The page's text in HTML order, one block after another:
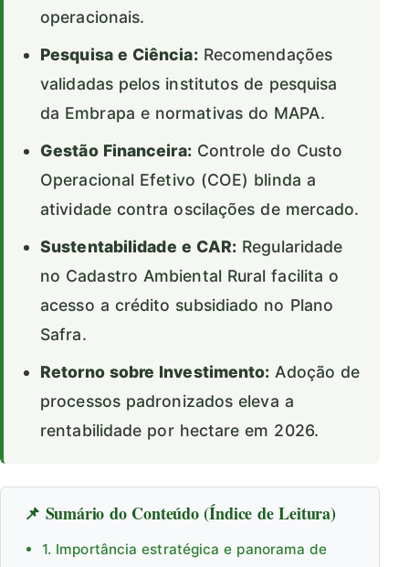
operacionais.
Pesquisa e Ciência:Recomendações
validadas pelos institutos de pesquisa
da Embrapa e normativas do MAPA.
Gestão Financeira:Controle do Custo
Operacional Efetivo (COE) blinda a
atividade contra oscilações de mercado.
Sustentabilidade e CAR: Regularidade
no Cadastro Ambiental Rural facilita o
acesso a crédito subsidiado no Plano
Safra.
Retorno sobre Investimento: Adoção de
processos padronizados eleva a
rentabilidade por hectare em 2026.
📌 Sumário do Conteúdo (Índice de Leitura)
1. Importância estratégica e panorama de